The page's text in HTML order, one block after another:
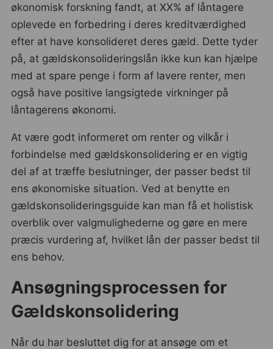
økonomisk forskning fandt, at XX% af låntagere
oplevede en forbedring i deres kreditværdighed
efter at have konsolideret deres gæld. Dette tyder
på, at gældskonsolideringslån ikke kun kan hjælpe
med at spare penge i form af lavere renter, men
også have positive langsigtede virkninger på
låntagerens økonomi.
At være godt informeret om renter og vilkår i
forbindelse med gældskonsolidering er en vigtig
del af at træffe beslutninger, der passer bedst til
ens økonomiske situation. Ved at benytte en
gældskonsolideringsguide kan man få et holistisk
overblik over valgmulighederne og gøre en mere
præcis vurdering af, hvilket lån der passer bedst til
ens behov.
Ansøgningsprocessen for
Gældskonsolidering
Når du har besluttet dig for at ansøge om et